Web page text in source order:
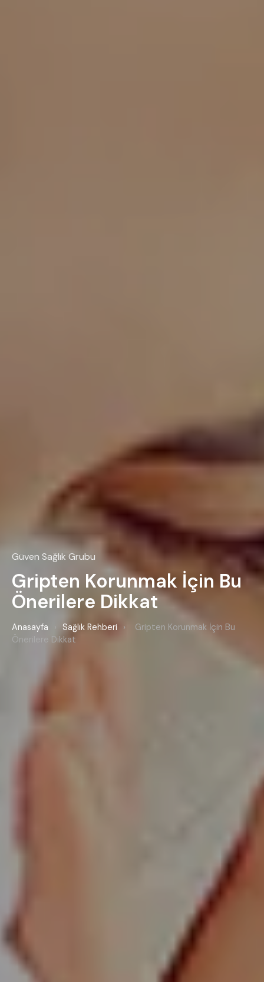
Güven Sağlık Grubu
Gripten Korunmak İçin Bu
Önerilere Dikkat
Anasayfa › Sağlık Rehberi ›
Gripten Korunmak İçin Bu
Önerilere Dikkat